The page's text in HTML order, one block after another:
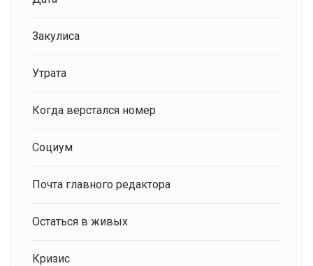
Закулиса
Утрата
Когда верстался номер
Социум
Почта главного редактора
Остаться в живых
Кризис